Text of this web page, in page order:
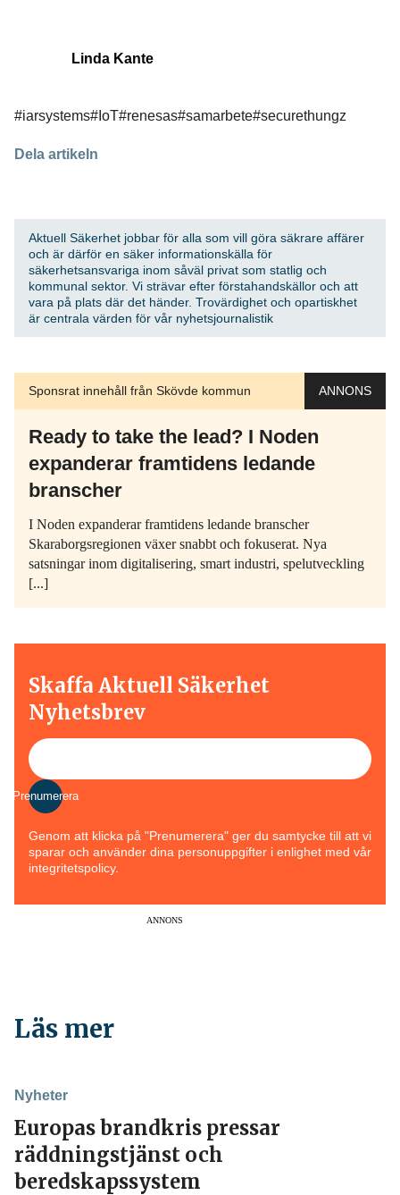
Linda Kante
#iarsystems#IoT#renesas#samarbete#securethungz
Dela artikeln
Aktuell Säkerhet jobbar för alla som vill göra säkrare affärer
och är därför en säker informationskälla för
säkerhetsansvariga inom såväl privat som statlig och
kommunal sektor. Vi strävar efter förstahandskällor och att
vara på plats där det händer. Trovärdighet och opartiskhet
är centrala värden för vår nyhetsjournalistik
Sponsrat innehåll från Skövde kommun ANNONS
Ready to take the lead? I Noden
expanderar framtidens ledande
branscher
I Noden expanderar framtidens ledande branscher
Skaraborgsregionen växer snabbt och fokuserat. Nya
satsningar inom digitalisering, smart industri, spelutveckling
[...]
Skaffa Aktuell Säkerhet
Nyhetsbrev
Prenumerera
Genom att klicka på "Prenumerera" ger du samtycke till att vi
sparar och använder dina personuppgifter i enlighet med vår
integritetspolicy.
ANNONS
Läs mer
Nyheter
Europas brandkris pressar
räddningstjänst och
beredskapssystem